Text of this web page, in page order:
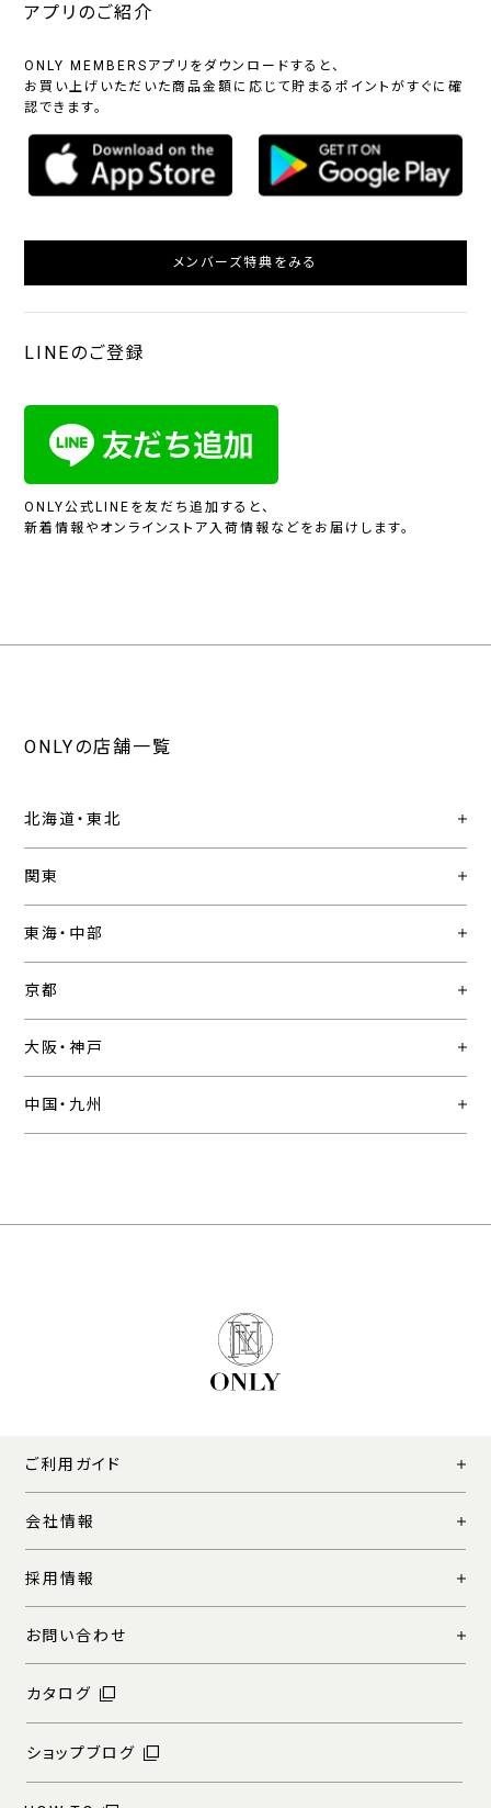
アプリのご紹介
ONLY MEMBERSアプリをダウンロードすると、
お買い上げいただいた商品金額に応じて貯まるポイントがすぐに確
認できます。
メンバーズ特典をみる
LINEのご登録
ONLY公式LINEを友だち追加すると、
新着情報やオンラインストア入荷情報などをお届けします。
ONLYの店舗一覧
北海道・東北
関東
東海・中部
京都
大阪・神戸
中国・九州
ご利用ガイド
会社情報
採用情報
お問い合わせ
カタログ
ショップブログ